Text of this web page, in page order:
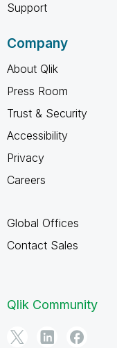
Support
Company
About Qlik
Press Room
Trust & Security
Accessibility
Privacy
Careers
Global Offices
Contact Sales
Qlik Community